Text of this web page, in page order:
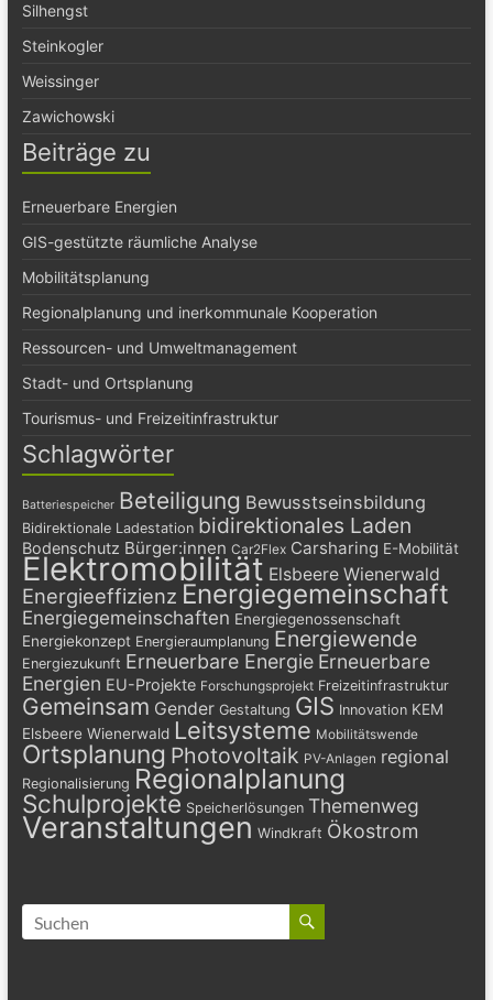
Silhengst
Steinkogler
Weissinger
Zawichowski
Beiträge zu
Erneuerbare Energien
GIS-gestützte räumliche Analyse
Mobilitätsplanung
Regionalplanung und inerkommunale Kooperation
Ressourcen- und Umweltmanagement
Stadt- und Ortsplanung
Tourismus- und Freizeitinfrastruktur
Schlagwörter
Batteriespeicher Beteiligung Bewusstseinsbildung
Bidirektionale Ladestation bidirektionales Laden
Bodenschutz Bürger:innen Car2Flex Carsharing E-Mobilität
Elektromobilität Elsbeere Wienerwald
Energieeffizienz Energiegemeinschaft
Energiegemeinschaften Energiegenossenschaft
Energiekonzept Energieraumplanung Energiewende
Energiezukunft Erneuerbare Energie Erneuerbare
Energien EU-Projekte Forschungsprojekt Freizeitinfrastruktur
Gemeinsam Gender Gestaltung GIS Innovation KEM
Elsbeere Wienerwald Leitsysteme Mobilitätswende
Ortsplanung Photovoltaik PV-Anlagen regional
Regionalisierung Regionalplanung
Schulprojekte Speicherlösungen Themenweg
Veranstaltungen Windkraft Ökostrom